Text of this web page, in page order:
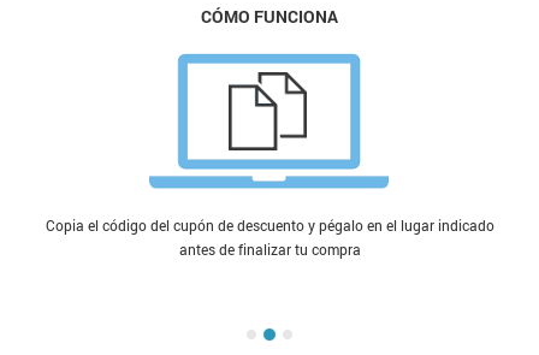
CÓMO FUNCIONA
Copia el código del cupón de descuento y pégalo en el lugar indicado
antes de finalizar tu compra